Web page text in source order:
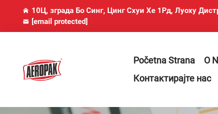
10Ц, зграда Бо Синг, Цинг Схуи Хе 1Рд, Луоху
[email protected]
Početna Strana O
Контактирајте нас